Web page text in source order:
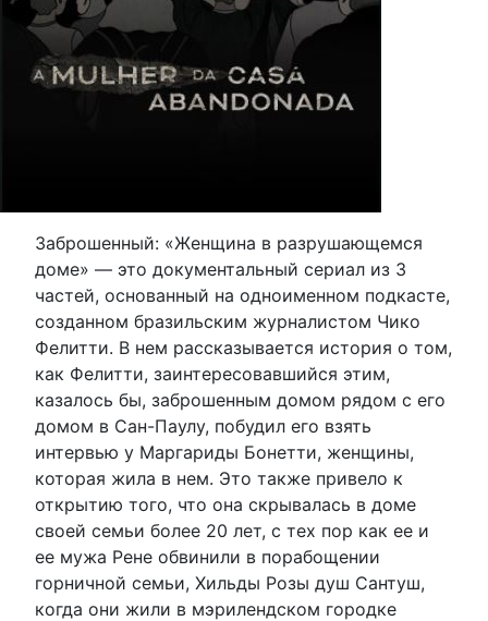
Заброшенный: «Женщина в разрушающемся
доме» — это документальный сериал из 3
частей, основанный на одноименном подкасте,
созданном бразильским журналистом Чико
Фелитти. В нем рассказывается история о том,
как Фелитти, заинтересовавшийся этим,
казалось бы, заброшенным домом рядом с его
домом в Сан-Паулу, побудил его взять
интервью у Маргариды Бонетти, женщины,
которая жила в нем. Это также привело к
открытию того, что она скрывалась в доме
своей семьи более 20 лет, с тех пор как ее и
ее мужа Рене обвинили в порабощении
горничной семьи, Хильды Розы душ Сантуш,
когда они жили в мэрилендском городке